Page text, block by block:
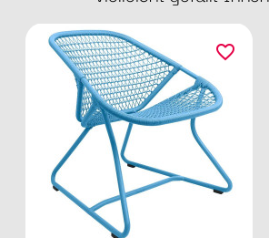
favorite_border